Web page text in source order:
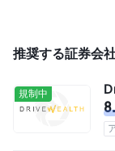
推奨する証券会
規制中